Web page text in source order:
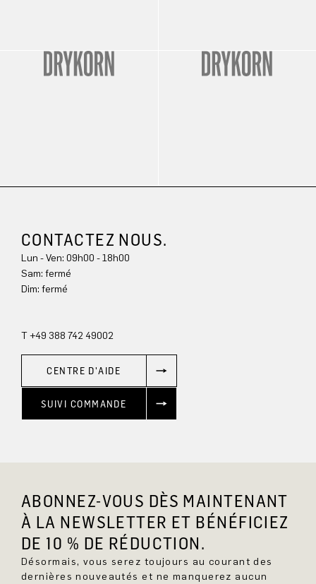
CONTACTEZ NOUS.
Lun - Ven: 09h00 - 18h00
Sam: fermé
Dim: fermé
T +49 388 742 49002
CENTRE D'AIDE
SUIVI COMMANDE
ABONNEZ-VOUS DÈS MAINTENANT
À LA NEWSLETTER ET BÉNÉFICIEZ
DE 10 % DE RÉDUCTION.
Désormais, vous serez toujours au courant des
dernières nouveautés et ne manquerez aucun